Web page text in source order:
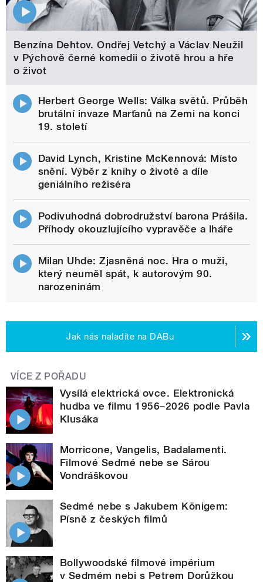
Benzína Dehtov. Ondřej Vetchý a Václav Neužil
v Pýchově černé komedii o životě hrou a hře
o život
Herbert George Wells: Válka světů. Průběh
brutální invaze Marťanů na Zemi na konci
19. století
David Lynch, Kristine McKennová: Místo
snění. Výběr z knihy o životě a díle
geniálního režiséra
Podivuhodná dobrodružství barona Prášila.
Příhody okouzlujícího vypravěče a lháře
Milan Uhde: Zjasněná noc. Hra o muži,
který neuměl spát, k autorovým 90.
narozeninám
Jak nás naladíte na DABu
VÍCE Z POŘADU
Vysílá elektrická ovce. Elektronická
hudba ve filmu 1956–2026 podle Pavla
Klusáka
Morricone, Vangelis, Badalamenti.
Filmové Sedmé nebe se Sárou
Vondráškovou
Sedmé nebe s Jakubem Königem:
Písně z českých filmů
Bollywoodské filmové impérium
v Sedmém nebi s Petrem Dorůžkou